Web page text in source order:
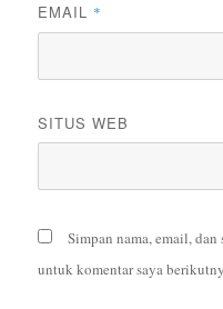
EMAIL *
SITUS WEB
Simpan nama, email,
untuk komentar saya